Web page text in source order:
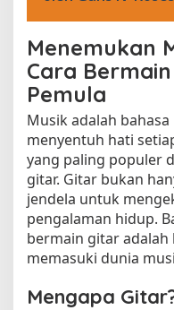
Menemukan
Cara
Pemula
Musik adalah
menyentuh hati
yang paling populer
gitar. Gitar bukan
jendela untuk
pengalaman hidup.
bermain gitar
memasuki dunia
Mengapa